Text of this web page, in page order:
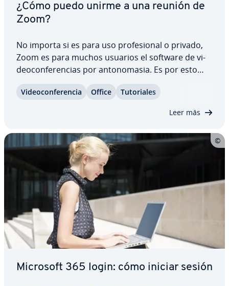
¿Cómo puedo unirme a una reunión de
Zoom?
No importa si es para uso pro­fe­sio­nal o privado,
Zoom es para muchos usuarios el software de vi­
deo­co­n­fe­re­n­cias por an­to­no­ma­sia. Es por esto
por lo que cada vez será más probable que te
llegue una in­vi­ta­ción a un encuentro en esta apli­
Vi­deo­co­n­fe­re­n­cia Office Tu­to­ria­les
Leer más
Microsoft 365 login: cómo iniciar sesión